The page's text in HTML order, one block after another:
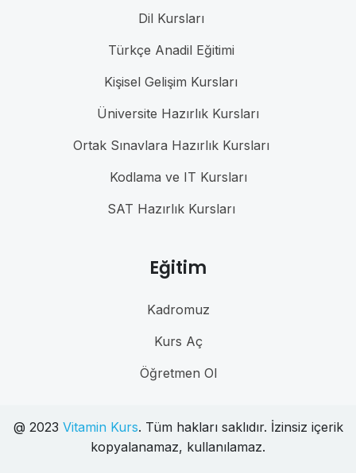
Dil Kursları
Türkçe Anadil Eğitimi
Kişisel Gelişim Kursları
Üniversite Hazırlık Kursları
Ortak Sınavlara Hazırlık Kursları
Kodlama ve IT Kursları
SAT Hazırlık Kursları
Eğitim
Kadromuz
Kurs Aç
Öğretmen Ol
@ 2023 Vitamin Kurs. Tüm hakları saklıdır. İzinsiz içerik
kopyalanamaz, kullanılamaz.